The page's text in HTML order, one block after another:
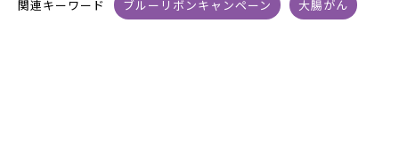
関連キーワード ブルーリボンキャンペーン 大腸がん